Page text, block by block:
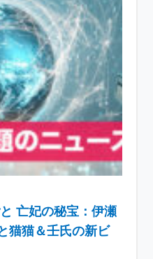
亡妃の秘宝：伊瀬
猫猫＆壬氏の新ビ